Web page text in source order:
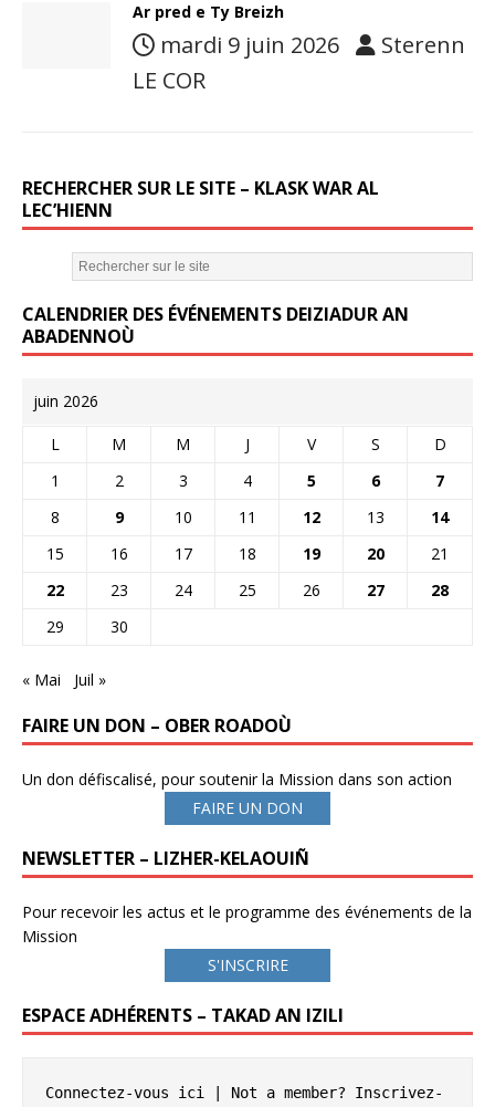
Ar pred e Ty Breizh
mardi 9 juin 2026
Sterenn
LE COR
RECHERCHER SUR LE SITE – KLASK WAR AL
LEC’HIENN
CALENDRIER DES ÉVÉNEMENTS DEIZIADUR AN
ABADENNOÙ
juin 2026
L M M J V S
D
1
2 3 4 5 6
7
8
9 10 11 12 13
14
15
16 17 18 19 20
21
22
23 24 25 26 27
28
29
30
« Mai Juil »
FAIRE UN DON – OBER ROADOÙ
Un don défiscalisé, pour soutenir la Mission dans son action
FAIRE UN DON
NEWSLETTER – LIZHER-KELAOUIÑ
Pour recevoir les actus et le programme des événements de la
Mission
S'INSCRIRE
ESPACE ADHÉRENTS – TAKAD AN IZILI
Connectez-vous ici | Not a member? Inscrivez-